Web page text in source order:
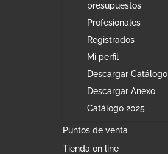
presupuestos
Profesionales
Registrados
Mi perfil
Descargar Catálogo
Descargar Anexo
Catálogo 2025
Puntos de venta
Tienda on line